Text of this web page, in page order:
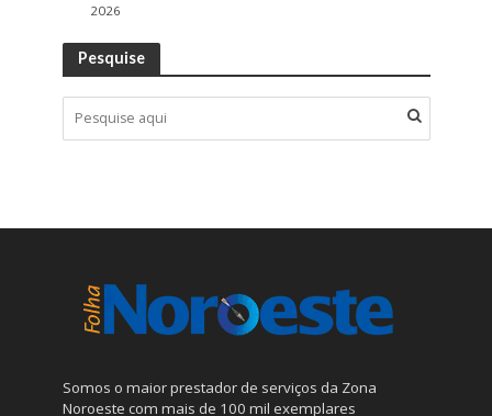
2026
Pesquise
Somos o maior prestador de serviços da Zona
Noroeste com mais de 100 mil exemplares